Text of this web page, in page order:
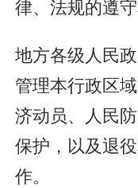
律、法规的遵守
地方各级人民
管理本行政区
济动员、人民
保护，以及退
作。